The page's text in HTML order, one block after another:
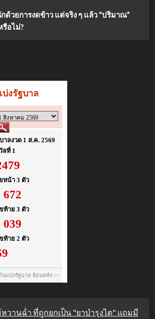
วยการงดข้าว แต่จริง ๆ แล้ว “ปริมาณ”
อไม่?
วานฉ่ำ ที่ถูกยกเป็น "ยาบำรุงไต" แถมมี